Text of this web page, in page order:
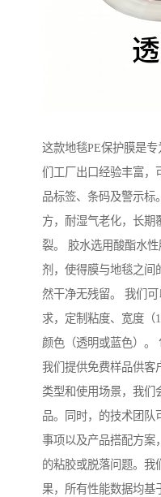
这款地毯PE保护膜是
们工厂出口经验丰富，
品标签、条码及警示标
方，耐湿气老化，长期
裂。 胶水选用酸酯水
剂，使得膜与地毯之间
然干净无残留。 我们
求，定制粘度、宽度（
颜色（透明或蓝色）。
我们提供免费样品供客
类型和使用场景，我们
品。同时，的技术团队
事项以及产品搭配方案
的粘胶或脱落问题。我
果，所有性能数据均基